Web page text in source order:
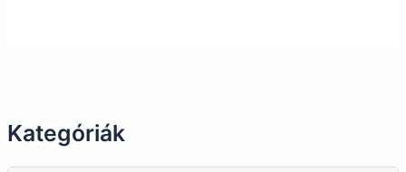
Kategóriák